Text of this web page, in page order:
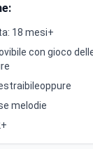
18 mesi+
con gioco
melodie